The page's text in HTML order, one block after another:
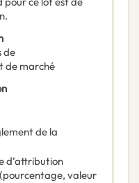
de
de marché
de la
d’attribution
valeur